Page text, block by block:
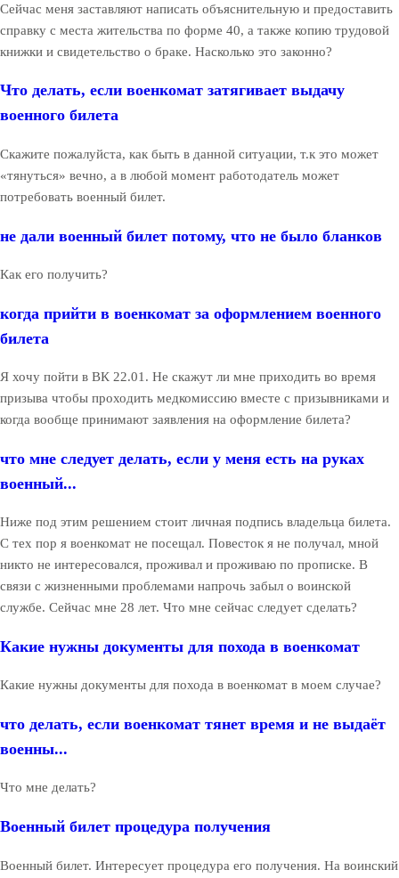
Сейчас меня заставляют написать объяснительную и предоставить
справку с места жительства по форме 40, а также копию трудовой
книжки и свидетельство о браке. Насколько это законно?
Что делать, если военкомат затягивает выдачу
военного билета
Скажите пожалуйста, как быть в данной ситуации, т.к это может
«тянуться» вечно, а в любой момент работодатель может
потребовать военный билет.
не дали военный билет потому, что не было бланков
Как его получить?
когда прийти в военкомат за оформлением военного
билета
Я хочу пойти в ВК 22.01. Не скажут ли мне приходить во время
призыва чтобы проходить медкомиссию вместе с призывниками и
когда вообще принимают заявления на оформление билета?
что мне следует делать, если у меня есть на руках
военный...
Ниже под этим решением стоит личная подпись владельца билета.
С тех пор я военкомат не посещал. Повесток я не получал, мной
никто не интересовался, проживал и проживаю по прописке. В
связи с жизненными проблемами напрочь забыл о воинской
службе. Сейчас мне 28 лет. Что мне сейчас следует сделать?
Какие нужны документы для похода в военкомат
Какие нужны документы для похода в военкомат в моем случае?
что делать, если военкомат тянет время и не выдаёт
военны...
Что мне делать?
Военный билет процедура получения
Военный билет. Интересует процедура его получения. На воинский